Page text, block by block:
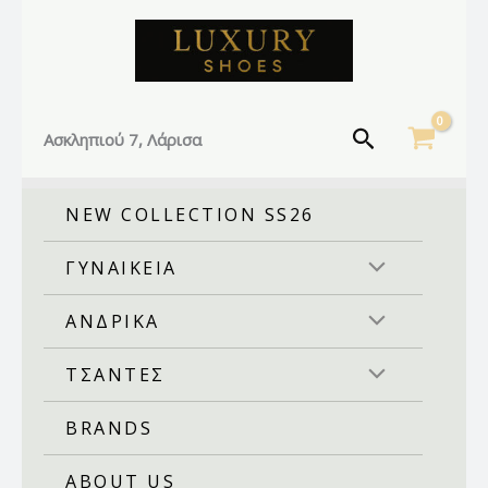
Ασκληπιού 7, Λάρισα Αναζήτηση
NEW COLLECTION SS26
ΓΥΝΑΙΚΕΙΑ
ΑΝΔΡΙΚΑ
ΤΣΑΝΤΕΣ
BRANDS
ABOUT US